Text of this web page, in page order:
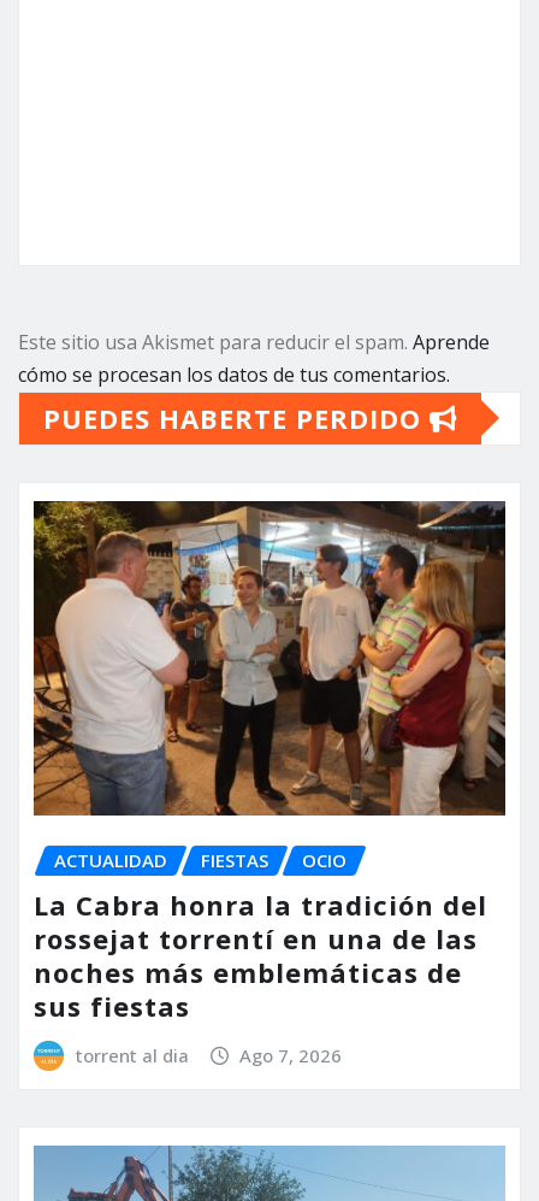
Este sitio usa Akismet para reducir el spam. Aprende
cómo se procesan los datos de tus comentarios.
PUEDES HABERTE PERDIDO
ACTUALIDAD FIESTAS OCIO
La Cabra honra la tradición del
rossejat torrentí en una de las
noches más emblemáticas de
sus fiestas
torrent al dia Ago 7, 2026